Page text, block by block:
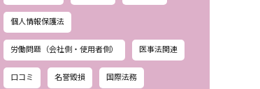
個人情報保護法
労働問題（会社側・使用者側） 医事法関連
口コミ 名誉毀損 国際法務